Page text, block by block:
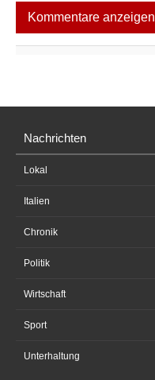
Kommentare anzeigen
Nachrichten
Lokal
Italien
Chronik
Politik
Wirtschaft
Sport
Unterhaltung